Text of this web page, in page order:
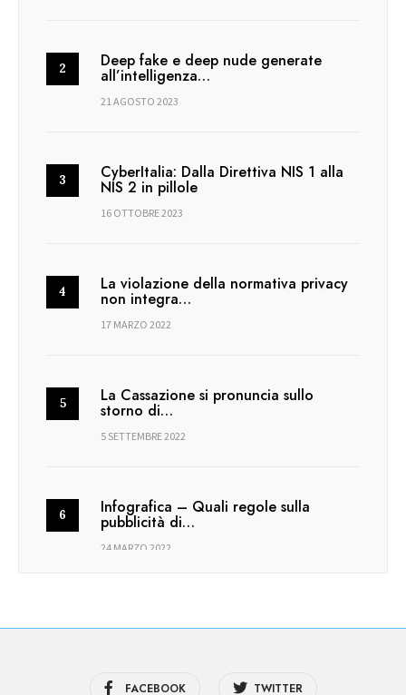
Deep fake e deep nude generate
all’intelligenza…
21 AGOSTO 2023
CyberItalia: Dalla Direttiva NIS 1 alla
NIS 2 in pillole
16 OTTOBRE 2023
La violazione della normativa privacy
non integra…
17 MARZO 2022
La Cassazione si pronuncia sullo
storno di…
5 SETTEMBRE 2022
Infografica – Quali regole sulla
pubblicità di…
24 MARZO 2022
FACEBOOK TWITTER